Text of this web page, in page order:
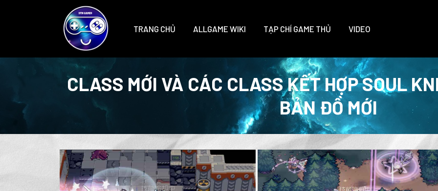
TRANG CHỦ ALLGAME WIKI TẠP CHÍ GAME THỦ VIDEO
CLASS MỚI VÀ CÁC CLASS KẾT HỢP SOUL
BẢN ĐỒ MỚI